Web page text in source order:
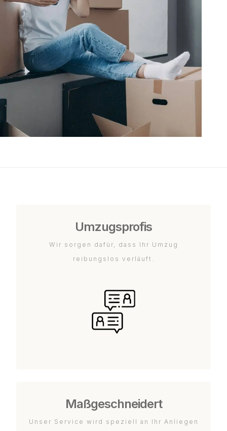
Umzugsprofis
Wir sorgen dafür, dass Ihr Umzug
reibungslos verläuft.
Maßgeschneidert
Unser Service wird speziell an Ihr Anliegen